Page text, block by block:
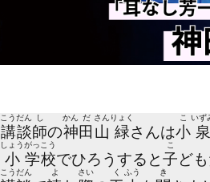
講
こう
談
だん
師
し
の神
かん
田
だ
山
さん
緑
りょく
さんは小
こ
泉
いず
小
しょう
学
がっ
校
こう
でひろうすると子
こ
ど
こうだん よ さい く ふう き